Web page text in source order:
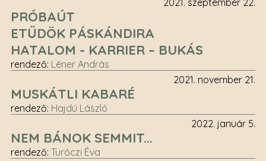
2021. szeptember 22.
PRÓBAÚT
ETŰDÖK PÁSKÁNDIRA
HATALOM - KARRIER – BUKÁS
rendező: Léner András
2021. november 21.
MUSKÁTLI KABARÉ
rendező: Hajdú László
2022. január 5.
NEM BÁNOK SEMMIT...
rendező: Turóczi Éva